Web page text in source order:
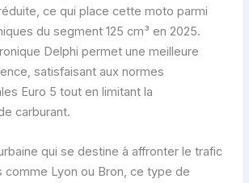
ce qui place cette moto parmi
du segment 125 cm³ en 2025.
Delphi permet une meilleure
satisfaisant aux normes
Euro 5 tout en limitant la
carburant.
qui se destine à affronter le trafic
comme Lyon ou Bron, ce type de